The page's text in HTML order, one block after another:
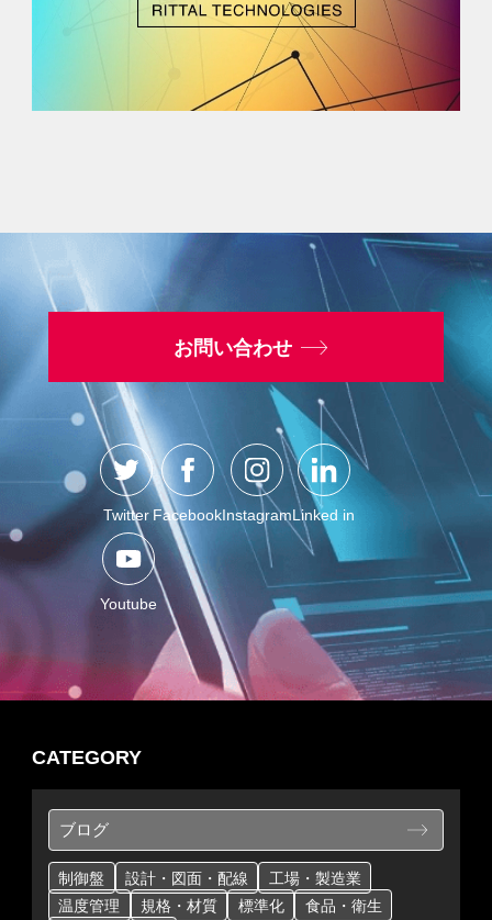
お問い合わせ
Twitter FacebookInstagramLinked in
Youtube
CATEGORY
ブログ
制御盤 設計・図面・配線
工場・製造業
温度管理
規格・材質 標準化
食品・衛生